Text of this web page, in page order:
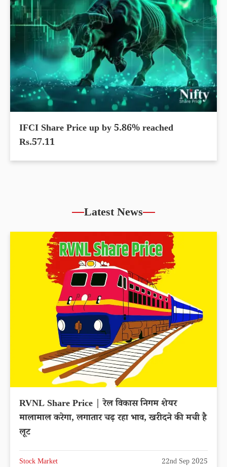
IFCI Share Price up by 5.86% reached
Rs.57.11
Latest News
RVNL Share Price | रेल विकास निगम शेयर
मालामाल करेगा, लगातार चढ़ रहा भाव, खरीदने की मची है
लूट
Stock Market 22nd Sep 2025